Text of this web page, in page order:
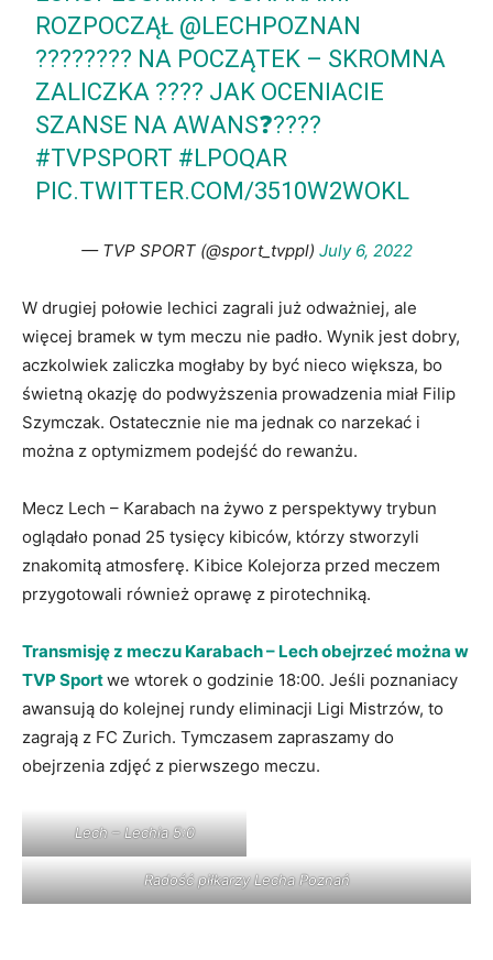
ROZPOCZĄŁ @LECHPOZNAN
???????? NA POCZĄTEK – SKROMNA
ZALICZKA ???? JAK OCENIACIE
SZANSE NA AWANS❓????
#TVPSPORT #LPOQAR
PIC.TWITTER.COM/3510W2WOKL
— TVP SPORT (@sport_tvppl) July 6, 2022
W drugiej połowie lechici zagrali już odważniej, ale
więcej bramek w tym meczu nie padło. Wynik jest dobry,
aczkolwiek zaliczka mogłaby by być nieco większa, bo
świetną okazję do podwyższenia prowadzenia miał Filip
Szymczak. Ostatecznie nie ma jednak co narzekać i
można z optymizmem podejść do rewanżu.
Mecz Lech – Karabach na żywo z perspektywy trybun
oglądało ponad 25 tysięcy kibiców, którzy stworzyli
znakomitą atmosferę. Kibice Kolejorza przed meczem
przygotowali również oprawę z pirotechniką.
Transmisję z meczu Karabach – Lech obejrzeć można w
TVP Sportwe wtorek o godzinie 18:00. Jeśli poznaniacy
awansują do kolejnej rundy eliminacji Ligi Mistrzów, to
zagrają z FC Zurich. Tymczasem zapraszamy do
obejrzenia zdjęć z pierwszego meczu.
Lech – Lechia 5:0
Radość piłkarzy Lecha Poznań